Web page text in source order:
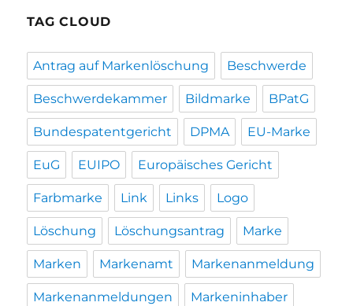
TAG CLOUD
Antrag auf Markenlöschung Beschwerde
Beschwerdekammer Bildmarke BPatG
Bundespatentgericht DPMA EU-Marke
EuG EUIPO Europäisches Gericht
Farbmarke Link Links Logo
Löschung Löschungsantrag Marke
Marken Markenamt Markenanmeldung
Markenanmeldungen Markeninhaber